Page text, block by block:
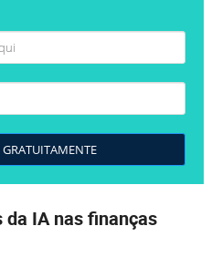
GRATUITAMENTE
IA nas finanças